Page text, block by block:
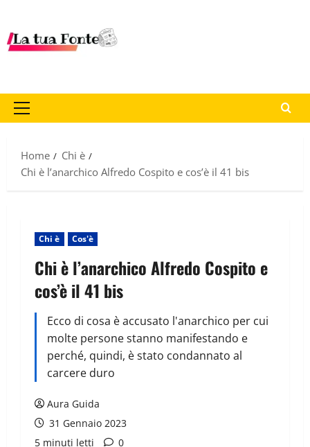
Home
Chi è
Chi è l’anarchico Alfredo Cospito e cos’è il 41 bis
Chi è Cos'è
Chi è l’anarchico Alfredo Cospito e
cos’è il 41 bis
Ecco di cosa è accusato l'anarchico per cui
molte persone stanno manifestando e
perché, quindi, è stato condannato al
carcere duro
Aura Guida
31 Gennaio 2023
5 minuti letti
0